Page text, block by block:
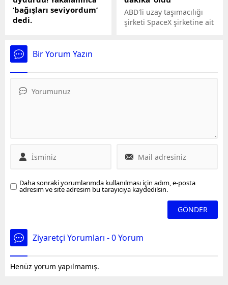
‘bağışları seviyordum’
dedi.
hastalıktan muzdarip
'hasta çocuk' oyunuyla
tasvir etti. Şoke eden plan
dikkatiyle ortalığa saçıldı.
ABD'li uzay taşımacılığı
şirketi SpaceX şirketine ait
Bir Yorum Yazın
Daha sonraki yorumlarımda kullanılması için adım, e-posta
adresim ve site adresim bu tarayıcıya kaydedilsin.
Ziyaretçi Yorumları - 0 Yorum
Henüz yorum yapılmamış.